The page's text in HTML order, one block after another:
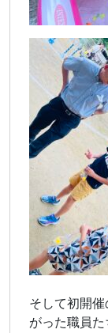
そして初開
がった職員た